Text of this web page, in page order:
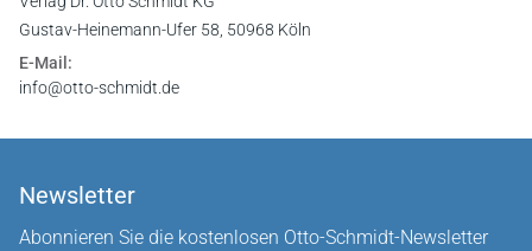
Gustav-Heinemann-Ufer 58, 50968 Köln
E-Mail:
info@otto-schmidt.de
Newsletter
Abonnieren Sie die kostenlosen Otto-Schmidt-Newsletter